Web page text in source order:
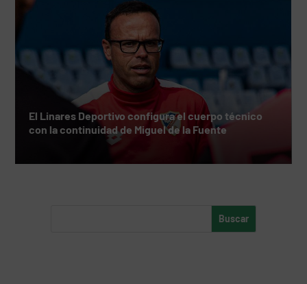
El Linares Deportivo configura el cuerpo técnico
con la continuidad de Miguel de la Fuente